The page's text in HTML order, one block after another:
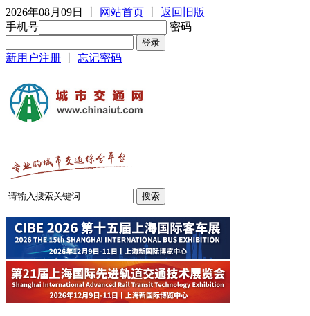
2026年08月09日 网站首页
返回旧版
手机号
密码
新用户注册 忘记密码